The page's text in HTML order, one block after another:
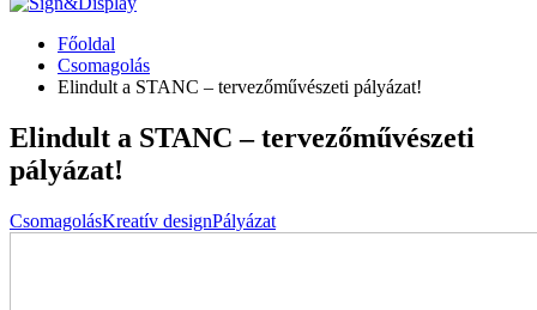
Főoldal
Csomagolás
Elindult a STANC – tervezőművészeti pályázat!
Elindult a STANC – tervezőművészeti
pályázat!
CsomagolásKreatív designPályázat